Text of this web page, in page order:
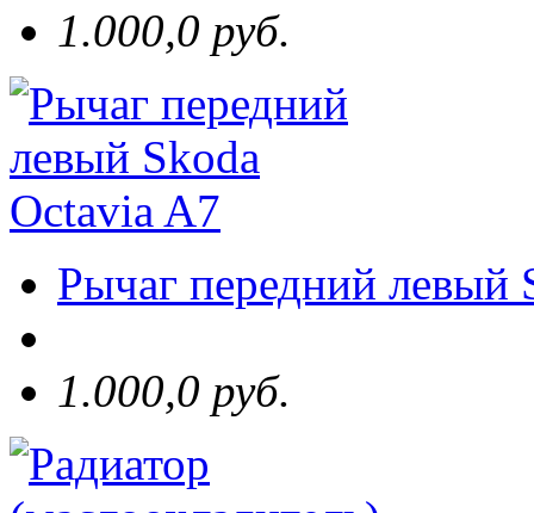
1.000,0 руб.
Рычаг передний левый
1.000,0 руб.